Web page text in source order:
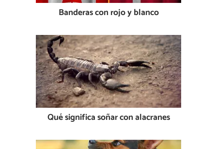
Banderas con rojo y blanco
Qué significa soñar con alacranes